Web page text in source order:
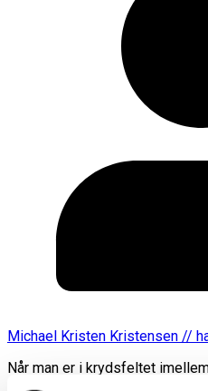
Michael Kristen Kristensen //
Når man er i krydsfeltet
svært at finde sin plads. Er man